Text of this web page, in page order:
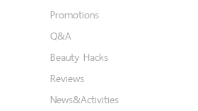
Promotions
Q&A
Beauty Hacks
Reviews
News&Activities